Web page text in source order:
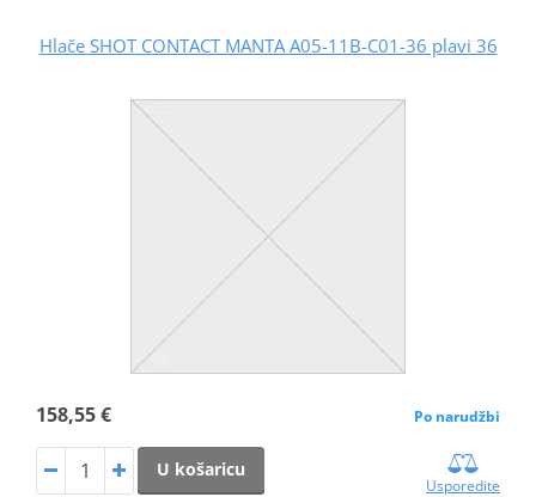
Hlače SHOT CONTACT MANTA A05-11B-C01-36 plavi 36
158,55 € Po narudžbi
U košaricu
Usporedite